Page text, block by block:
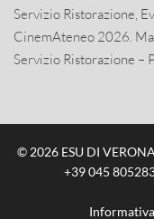
Servizio Ristorazione,
CinemAteneo 2026.
Servizio Ristorazione –
© 2026 ESU DI
+39 045